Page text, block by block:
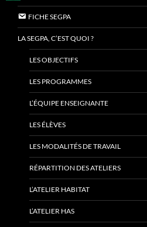
FICHE SEGPA
LA SEGPA, C’EST QUOI ?
LES OBJECTIFS
LES PROGRAMMES
L’ÉQUIPE ENSEIGNANTE
LES ÉLÈVES
LES MODALITÉS DE TRAVAIL
RÉPARTITION DES ATELIERS
L’ATELIER HABITAT
L’ATELIER HAS